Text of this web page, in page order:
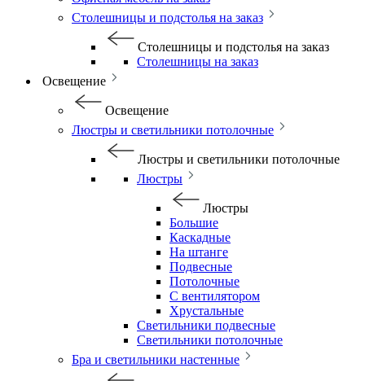
Столешницы и подстолья на заказ
Столешницы и подстолья на заказ
Столешницы на заказ
Освещение
Освещение
Люстры и светильники потолочные
Люстры и светильники потолочные
Люстры
Люстры
Большие
Каскадные
На штанге
Подвесные
Потолочные
С вентилятором
Хрустальные
Светильники подвесные
Светильники потолочные
Бра и светильники настенные